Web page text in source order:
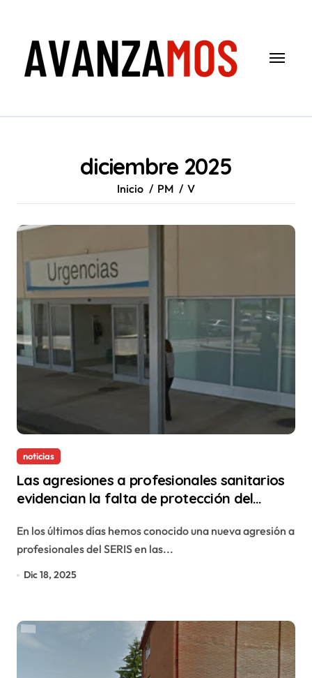
contenido
diciembre 2025
Inicio PM V
noticias
Las agresiones a profesionales sanitarios
evidencian la falta de protección del
En los últimos días hemos conocido una nueva agresión a
profesionales del SERIS en las...
Dic 18, 2025